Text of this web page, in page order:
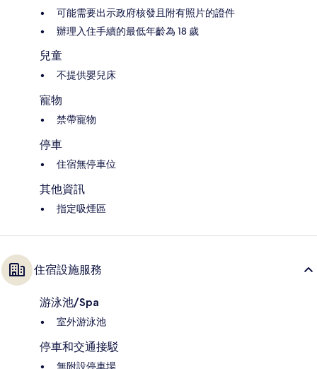
可能需要出示政府核發且附有照片的證件
辦理入住手續的最低年齡為 18 歲
兒童
不提供嬰兒床
寵物
禁帶寵物
停車
住宿無停車位
其他資訊
指定吸煙區
住宿設施服務
游泳池/Spa
室外游泳池
停車和交通接駁
無附設停車場